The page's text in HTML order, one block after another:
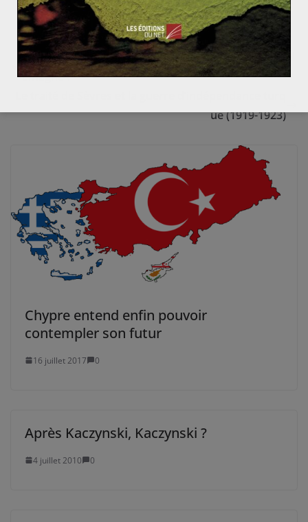
Comment comprendre le mouvement PEGIDA en All
emagne ?
ue (1919-1923)
Chypre entend enfin pouvoir
contempler son futur
16 juillet 2017 0
Après Kaczynski, Kaczynski ?
4 juillet 2010 0